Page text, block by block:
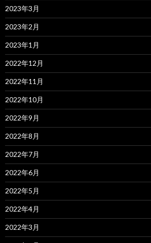
2023年3月
2023年2月
2023年1月
2022年12月
2022年11月
2022年10月
2022年9月
2022年8月
2022年7月
2022年6月
2022年5月
2022年4月
2022年3月